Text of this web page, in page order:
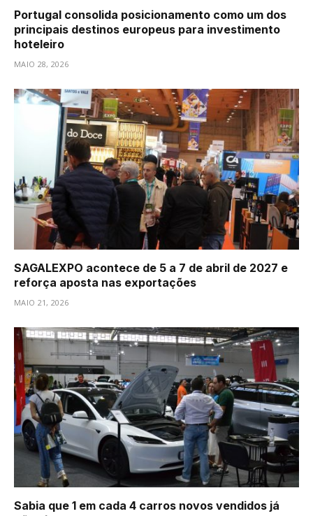
Portugal consolida posicionamento como um dos
principais destinos europeus para investimento
hoteleiro
MAIO 28, 2026
SAGALEXPO acontece de 5 a 7 de abril de 2027 e
reforça aposta nas exportações
MAIO 21, 2026
Sabia que 1 em cada 4 carros novos vendidos já